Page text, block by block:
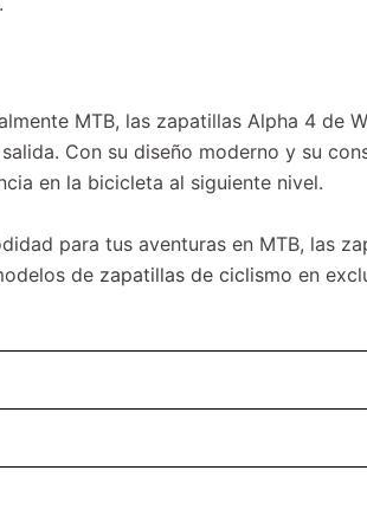
MTB, las zapatillas Alpha 4 de
Con su diseño moderno y su
en la bicicleta al siguiente nivel.
para tus aventuras en MTB, las
de zapatillas de ciclismo en